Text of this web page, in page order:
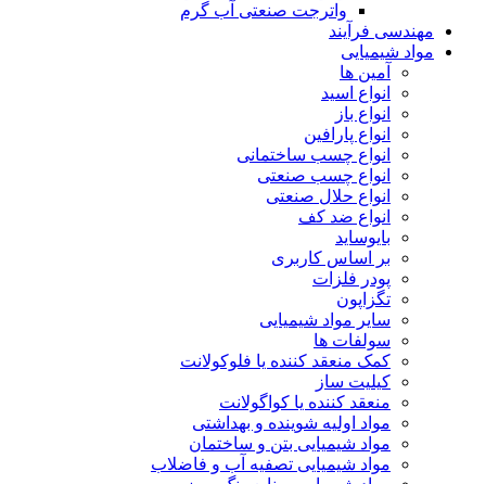
واترجت صنعتی آب گرم
مهندسی فرآیند
مواد شیمیایی
آمین ها
انواع اسید
انواع باز
انواع پارافین
انواع چسب ساختمانی
انواع چسب صنعتی
انواع حلال صنعتی
انواع ضد کف
بایوساید
بر اساس کاربری
پودر فلزات
تگزاپون
سایر مواد شیمیایی
سولفات ها
کمک منعقد کننده یا فلوکولانت
کیلیت ساز
منعقد کننده یا کواگولانت
مواد اولیه شوینده و بهداشتی
مواد شیمیایی بتن و ساختمان
مواد شیمیایی تصفیه آب و فاضلاب